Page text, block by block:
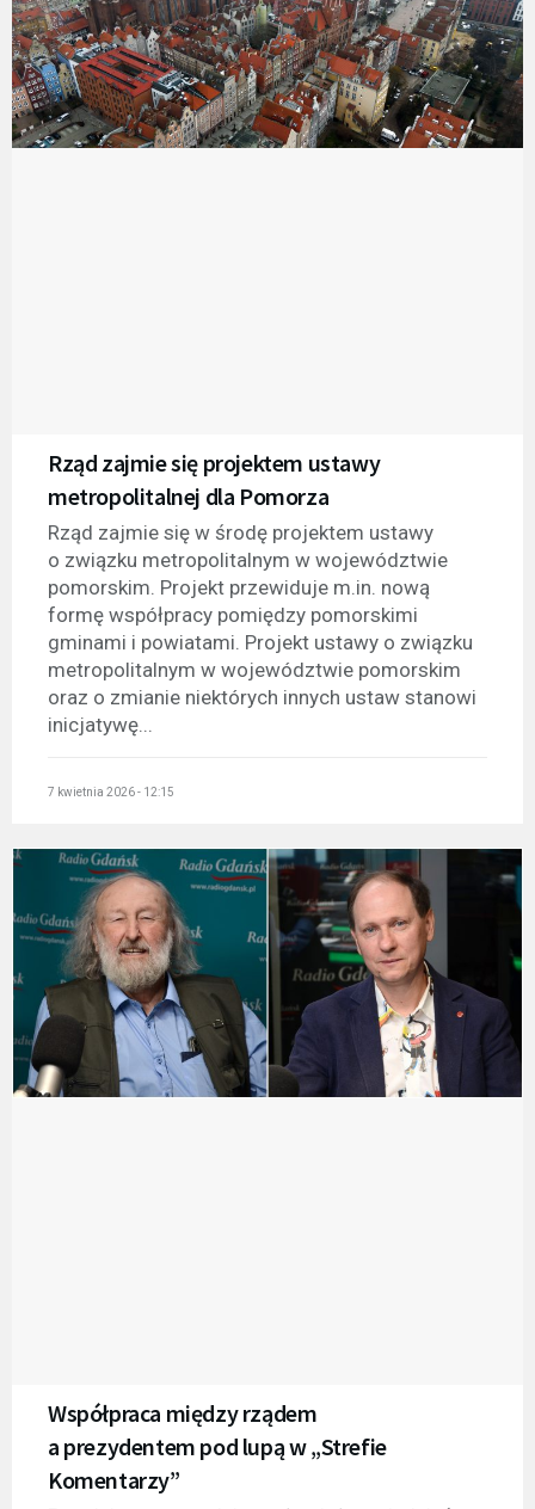
Rząd zajmie się projektem ustawy
metropolitalnej dla Pomorza
Rząd zajmie się w środę projektem ustawy
o związku metropolitalnym w województwie
pomorskim. Projekt przewiduje m.in. nową
formę współpracy pomiędzy pomorskimi
gminami i powiatami. Projekt ustawy o związku
metropolitalnym w województwie pomorskim
oraz o zmianie niektórych innych ustaw stanowi
inicjatywę...
7 kwietnia 2026 - 12:15
Współpraca między rządem
a prezydentem pod lupą w „Strefie
Komentarzy”